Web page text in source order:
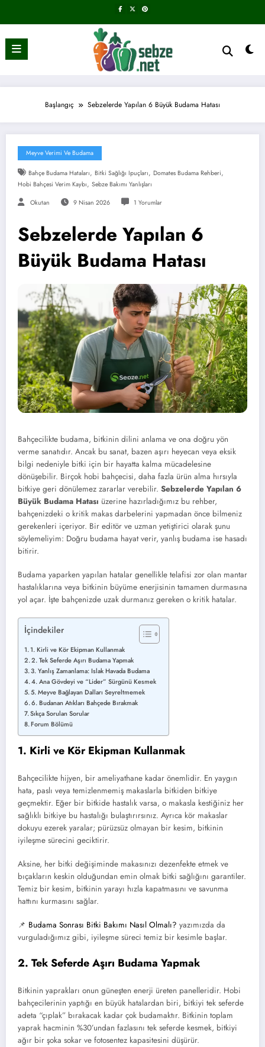
Başlangıç Sebzelerde Yapılan 6 Büyük Budama Hatası
Meyve Verimi Ve Budama
Bahçe Budama Hataları, Bitki Sağlığı Ipuçları, Domates Budama Rehberi,
Hobi Bahçesi Verim Kaybı, Sebze Bakımı Yanlışları
Okutan 9 Nisan 2026 1 Yorumlar
Sebzelerde Yapılan 6
Büyük Budama Hatası
Bahçecilikte budama, bitkinin dilini anlama ve ona doğru yön
verme sanatıdır. Ancak bu sanat, bazen aşırı heyecan veya eksik
bilgi nedeniyle bitki için bir hayatta kalma mücadelesine
dönüşebilir. Birçok hobi bahçecisi, daha fazla ürün alma hırsıyla
bitkiye geri dönülemez zararlar verebilir. Sebzelerde Yapılan 6
Büyük Budama Hatası üzerine hazırladığımız bu rehber,
bahçenizdeki o kritik makas darbelerini yapmadan önce bilmeniz
gerekenleri içeriyor. Bir editör ve uzman yetiştirici olarak şunu
söylemeliyim: Doğru budama hayat verir, yanlış budama ise hasadı
bitirir.
Budama yaparken yapılan hatalar genellikle telafisi zor olan mantar
hastalıklarına veya bitkinin büyüme enerjisinin tamamen durmasına
yol açar. İşte bahçenizde uzak durmanız gereken o kritik hatalar.
İçindekiler
1. Kirli ve Kör Ekipman Kullanmak
2. Tek Seferde Aşırı Budama Yapmak
3. Yanlış Zamanlama: Islak Havada Budama
4. Ana Gövdeyi ve “Lider” Sürgünü Kesmek
5. Meyve Bağlayan Dalları Seyreltmemek
6. Budanan Atıkları Bahçede Bırakmak
Sıkça Sorulan Sorular
Forum Bölümü
1. Kirli ve Kör Ekipman Kullanmak
Bahçecilikte hijyen, bir ameliyathane kadar önemlidir. En yaygın
hata, paslı veya temizlenmemiş makaslarla bitkiden bitkiye
geçmektir. Eğer bir bitkide hastalık varsa, o makasla kestiğiniz her
sağlıklı bitkiye bu hastalığı bulaştırırsınız. Ayrıca kör makaslar
dokuyu ezerek yaralar; pürüzsüz olmayan bir kesim, bitkinin
iyileşme sürecini geciktirir.
Aksine, her bitki değişiminde makasınızı dezenfekte etmek ve
bıçakların keskin olduğundan emin olmak bitki sağlığını garantiler.
Temiz bir kesim, bitkinin yarayı hızla kapatmasını ve savunma
hattını kurmasını sağlar.
📌 Budama Sonrası Bitki Bakımı Nasıl Olmalı? yazımızda da
vurguladığımız gibi, iyileşme süreci temiz bir kesimle başlar.
2. Tek Seferde Aşırı Budama Yapmak
Bitkinin yaprakları onun güneşten enerji üreten panelleridir. Hobi
bahçecilerinin yaptığı en büyük hatalardan biri, bitkiyi tek seferde
adeta “çıplak” bırakacak kadar çok budamaktır. Bitkinin toplam
yaprak hacminin %30’undan fazlasını tek seferde kesmek, bitkiyi
ağır bir şoka sokar ve fotosentez kapasitesini düşürür.